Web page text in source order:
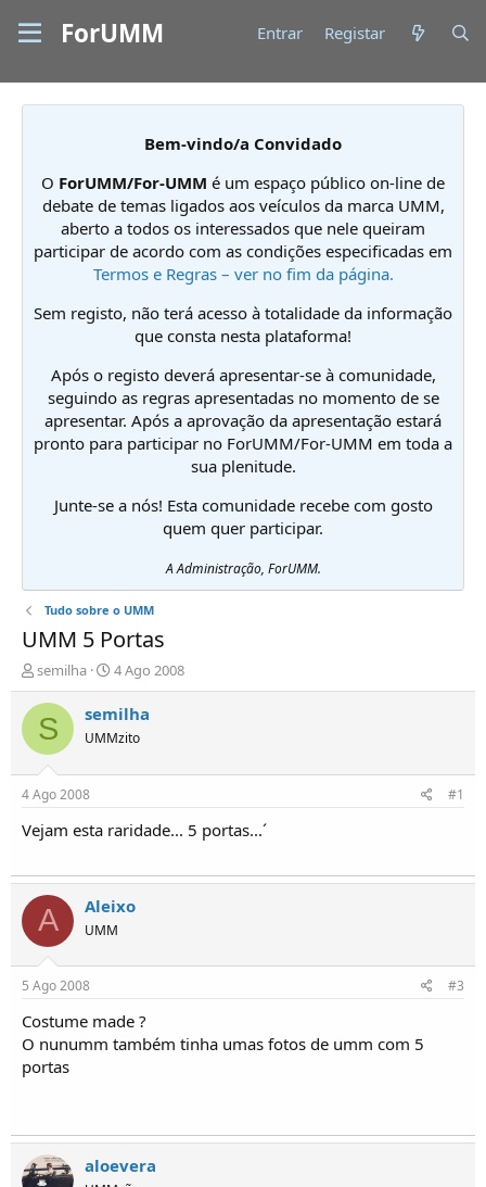
ForUMM Entrar Registar
Bem-vindo/a Convidado
O ForUMM/For-UMM é um espaço público on-line de
debate de temas ligados aos veículos da marca UMM,
aberto a todos os interessados que nele queiram
participar de acordo com as condições especificadas em
Termos e Regras – ver no fim da página.
Sem registo, não terá acesso à totalidade da informação
que consta nesta plataforma!
Após o registo deverá apresentar-se à comunidade,
seguindo as regras apresentadas no momento de se
apresentar. Após a aprovação da apresentação estará
pronto para participar no ForUMM/For-UMM em toda a
sua plenitude.
Junte-se a nós! Esta comunidade recebe com gosto
quem quer participar.
A Administração, ForUMM.
Tudo sobre o UMM
UMM 5 Portas
I
n
i
c
i
d
o
r
d
T
ó
p
i
c
o
semilha
D
a
t
d
í
o
4 Ago 2008
S semilha
UMMzito
4 Ago 2008 #1
Vejam esta raridade... 5 portas...´
A Aleixo
UMM
5 Ago 2008 #3
Costume made ?
O nunumm também tinha umas fotos de umm com 5
portas
aloevera